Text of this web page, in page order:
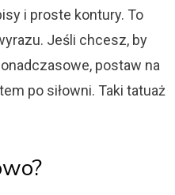
i proste kontury. To
Jeśli chcesz, by
postaw na
po siłowni. Taki tatuaż